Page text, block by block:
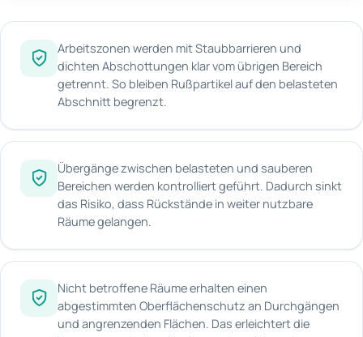
Arbeitszonen werden mit Staubbarrieren und
dichten Abschottungen klar vom übrigen Bereich
getrennt. So bleiben Rußpartikel auf den belasteten
Abschnitt begrenzt.
Übergänge zwischen belasteten und sauberen
Bereichen werden kontrolliert geführt. Dadurch sinkt
das Risiko, dass Rückstände in weiter nutzbare
Räume gelangen.
Nicht betroffene Räume erhalten einen
abgestimmten Oberflächenschutz an Durchgängen
und angrenzenden Flächen. Das erleichtert die